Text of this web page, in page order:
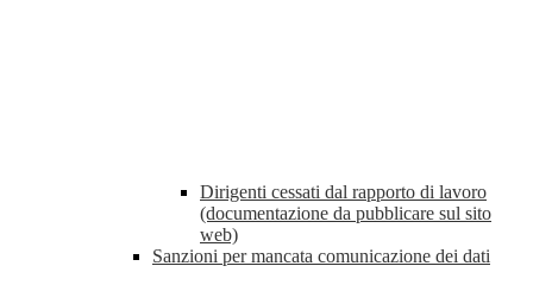
Dirigenti cessati dal rapporto di lavoro
(documentazione da pubblicare sul sito
web)
Sanzioni per mancata comunicazione dei dati